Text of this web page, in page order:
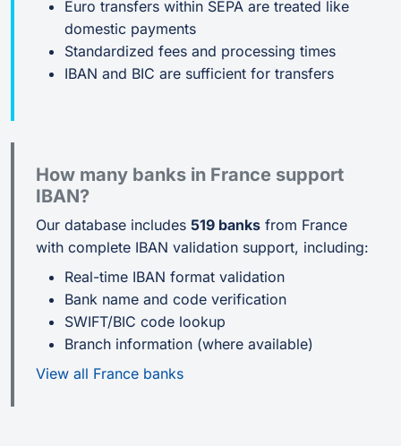
Euro transfers within SEPA are treated like
domestic payments
Standardized fees and processing times
IBAN and BIC are sufficient for transfers
How many banks in France support
IBAN?
Our database includes 519 banks from France
with complete IBAN validation support, including:
Real-time IBAN format validation
Bank name and code verification
SWIFT/BIC code lookup
Branch information (where available)
View all France banks